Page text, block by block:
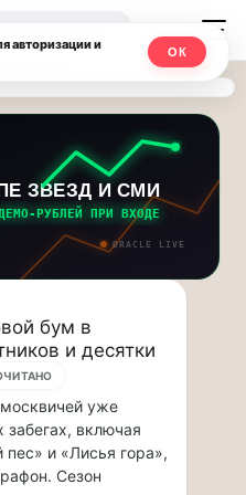
ЗВЕЗД И СМИ
РУБЛЕЙ ПРИ ВХОДЕ
ORACLE LIVE
бум в
и десятки
уже
забегах, включая
и «Лисья гора»,
Сезон
авторизации и
ОК